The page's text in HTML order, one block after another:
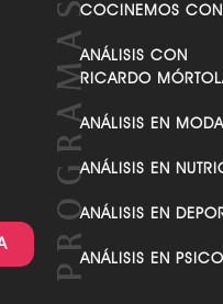
VER TODAS LAS
COCINEMOS
ANÁLISIS CON
RICARDO
ANÁLISIS EN MODA
ANÁLISIS EN
ANÁLISIS EN
ANÁLISIS EN